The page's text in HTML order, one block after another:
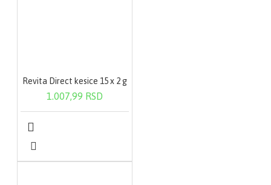
Revita Direct kesice 15 x 2 g
1.007,99 RSD